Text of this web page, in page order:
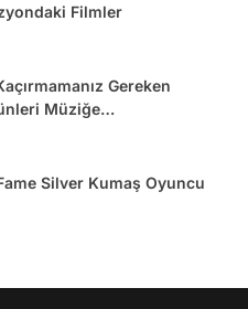
Filmler
Gereken
Müziğe
Silver Kumaş Oyuncu